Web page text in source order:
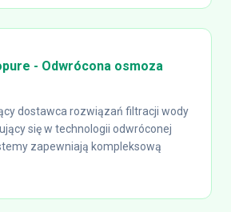
- Odwrócona osmoza
dostawca rozwiązań filtracji wody
się w technologii odwróconej
zapewniają kompleksową